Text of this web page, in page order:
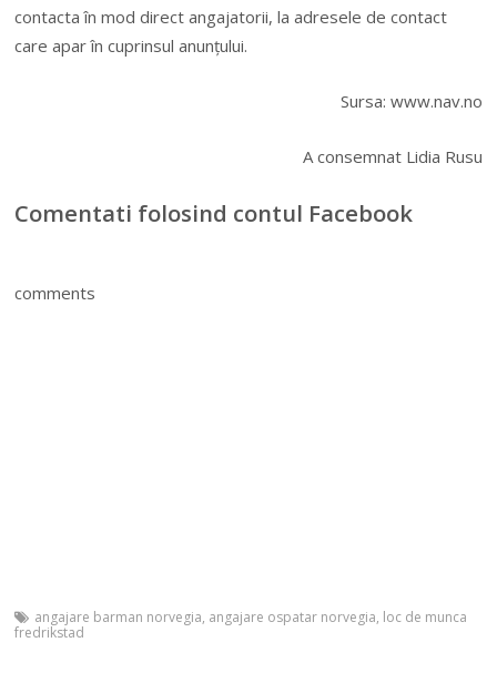
contacta în mod direct angajatorii, la adresele de contact
care apar în cuprinsul anunțului.
Sursa: www.nav.no
A consemnat Lidia Rusu
Comentati folosind contul Facebook
comments
angajare barman norvegia, angajare ospatar norvegia, loc de munca
fredrikstad